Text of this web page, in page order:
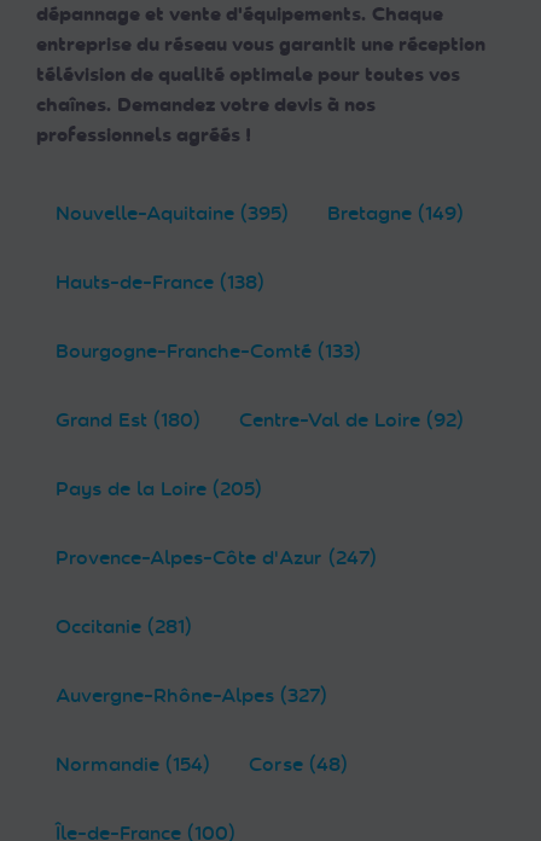
dépannage et vente d'équipements. Chaque
entreprise du réseau vous garantit une réception
télévision de qualité optimale pour toutes vos
chaînes. Demandez votre devis à nos
professionnels agréés !
Nouvelle-Aquitaine (395) Bretagne (149)
Hauts-de-France (138)
Bourgogne-Franche-Comté (133)
Grand Est (180) Centre-Val de Loire (92)
Pays de la Loire (205)
Provence-Alpes-Côte d'Azur (247)
Occitanie (281)
Auvergne-Rhône-Alpes (327)
Normandie (154) Corse (48)
Île-de-France (100)